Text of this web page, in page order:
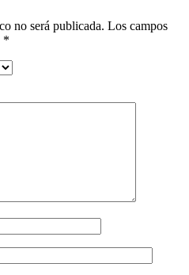
no será publicada. Los campos
*